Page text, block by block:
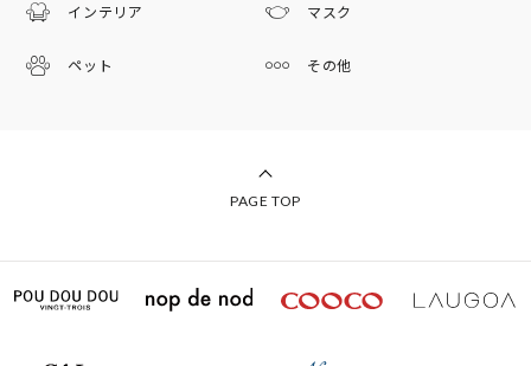
インテリア マスク
ペット その他
PAGE TOP